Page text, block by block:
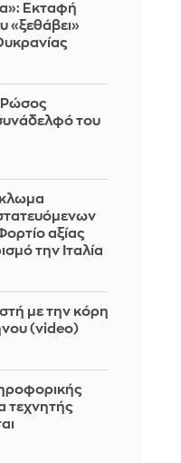
Εκταφή
«ξεθάβει»
Ρώσος
του
αξίας
την Ιταλία
με την κόρη
(video)
τεχνητής